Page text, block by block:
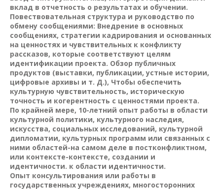
вклад в отчетность о результатах и ​​обучении.
Повествовательная структура и руководство по
обмену сообщениями: Внедрение в основных
сообщениях, стратегии кадрирования и основанных
на ценностях и чувствительных к конфликту
рассказов, которые соответствуют целям
идентификации проекта. Обзор публичных
продуктов (выставки, публикации, устные истории,
цифровые архивы и т. Д.), Чтобы обеспечить
культурную чувствительность, историческую
точность и когерентность с ценностями проекта.
По крайней мере, 10-летний опыт работы в области
культурной политики, культурного наследия,
искусства, социальных исследований, культурной
дипломатии, культурных программ или связанных с
ними областей-на самом деле в постконфликтном,
или контексте-контексте, создании и
идентичности. к области идентичности.
Опыт консультирования или работы в
государственных учреждениях, многосторонних